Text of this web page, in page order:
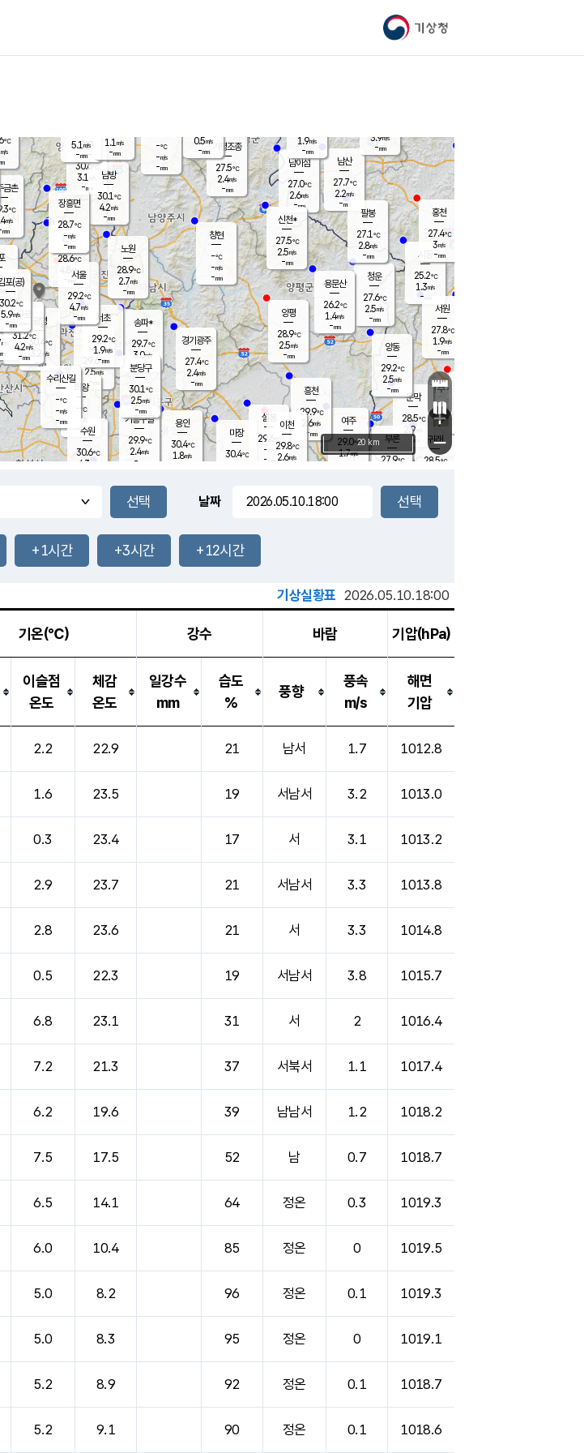
기상청
문막
28.5℃
2.9m/s
mm
남이섬
27.0℃
2.6m/s
-mm
양주
30.6℃
3.1
-mm
부론
27.9℃
과천
29.6℃
2.5m/s
- mm
남산
27.7℃
2.2m/s
-mm
-mm
청운
27.6℃
2.5m/s
-mm
팔봉
27.1℃
2.8m/s
-mm
-mm
용인
30.4℃
1.8m/s
여주
29.0℃
1.7m/s
양동
29.2℃
2.5m/s
-mm
경기광주
27.4℃
2.4m/s
-mm
장호원
1.9m/s
-mm
℃
금촌
℃
m/s
mm
가평조종
27.5℃
2.4m/s
-mm
-℃
-m/s
-mm
신천*
27.5℃
2.5m/s
-mm
창현
-℃
-m/s
-mm
0.5m/s
-mm
31.3℃
1.7m/s
-mm
흥천
29.9℃
2.6m/s
-mm
마장
30.4℃
의왕
- ℃
m/s
mm
℃
m/s
mm
설봉
29.6
-m/s
- mm
광명
30.4 ℃
3.2 m/s
-mm
천
℃
m/s
-mm
구로
31.2℃
4.2m/s
-mm
은평
28.6℃
4.8 m/s
- mm
노원
28.9℃
2.7m/s
-mm
송파*
29.7℃
3.0m/s
-mm
서초
29.2℃
1.9m/s
-mm
남방
30.1℃
4.2m/s
-mm
기흥구갈
29.9℃
2.4m/s
-
수리산길
-℃
-m/s
-mm
분당구
30.1℃
2.5m/s
-mm
장흥면
28.7℃
-m/s
-mm
5.1 m/s
-mm
시동
25.2℃
1.3m/s
- mm
귀래
28.5℃
서원
27.8℃
1.9m/s
-mm
용문산
26.2℃
1.4m/s
-mm
포(공)
30.2℃
5.9m/s
-mm
홍천
27.4℃
3m/s
-mm
이천
29.8℃
2.6m/s
양평
28.9℃
2.5m/s
-mm
수원
30.6℃
4.3 m/s
서울
29.2℃
4.7m/s
-mm
3.9m/s
-mm
℃
m/s
1.1 m/s
-mm
+
−
20 km
날짜
+1시간 +3시간 +12시간
기상실황표 2026.05.10.18:00
기온(℃) 강수 바람 기압(hPa)
이슬점
온도
체감
온도
일강수
mm
습도
%
풍향
풍속
m/s
해면
기압
2.2 22.9 21 남서 1.7 1012.8
1.6 23.5 19 서남서 3.2 1013.0
0.3 23.4 17 서 3.1 1013.2
2.9 23.7 21 서남서 3.3 1013.8
2.8 23.6 21 서 3.3 1014.8
0.5 22.3 19 서남서 3.8 1015.7
6.8 23.1 31 서 2 1016.4
7.2 21.3 37 서북서 1.1 1017.4
6.2 19.6 39 남남서 1.2 1018.2
7.5 17.5 52 남 0.7 1018.7
6.5 14.1 64 정온 0.3 1019.3
6.0 10.4 85 정온 0 1019.5
5.0 8.2 96 정온 0.1 1019.3
5.0 8.3 95 정온 0 1019.1
5.2 8.9 92 정온 0.1 1018.7
5.2 9.1 90 정온 0.1 1018.6